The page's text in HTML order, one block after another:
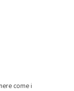
come i